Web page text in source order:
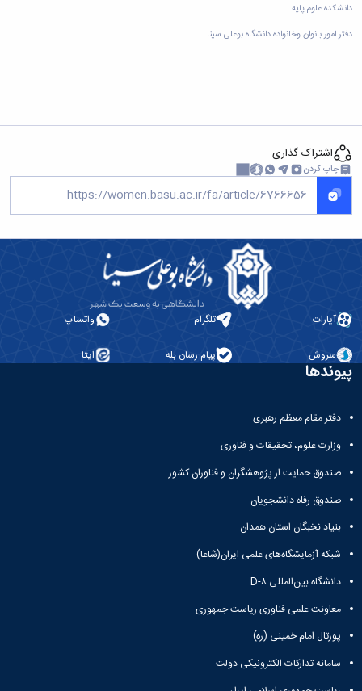
دانشکده علوم پایه
دفتر امور بانوان وخانواده دانشگاه بوعلی سینا
اشتراک گذاری
چاپ کردن
آپارات تلگرام واتساپ
سروش پیام رسان بله ایتا
پیوندها
دفتر مقام معظم رهبری
وزارت علوم، تحقیقات و فناوری
صندوق حمایت از پژوهشگران و فناوران کشور
صندوق رفاه دانشجویان
بنیاد نخبگان استان همدان
شبکه آزمایشگاه‌های علمی ایران(شاعا)
دانشگاه بین‌المللی D-۸
معاونت علمی فناوری ریاست جمهوری
پورتال امام خمینی (ره)
سامانه تدارکات الکترونیکی دولت